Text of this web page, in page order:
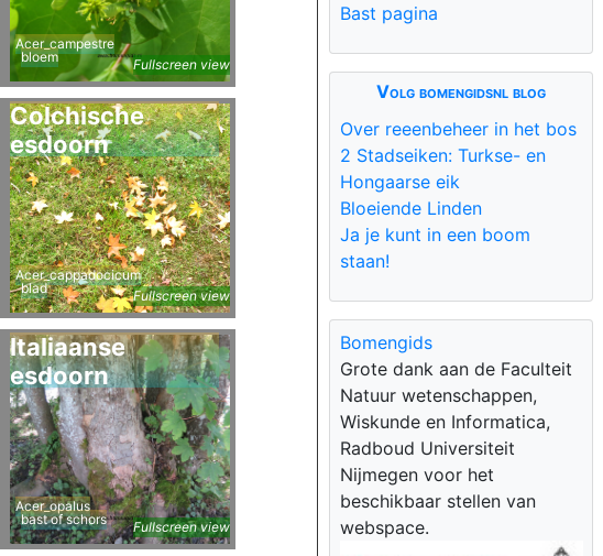
Acer_campestre
bloem
Fullscreen view
Colchische
esdoorn
Acer_cappadocicum
blad
Fullscreen view
Italiaanse
esdoorn
Acer_opalus
bast of schors
Fullscreen view
Bast pagina
Volg bomengidsnl blog
Over reeenbeheer in het bos
2 Stadseiken: Turkse- en
Hongaarse eik
Bloeiende Linden
Ja je kunt in een boom
staan!
Bomengids
Grote dank aan de Faculteit
Natuur wetenschappen,
Wiskunde en Informatica,
Radboud Universiteit
Nijmegen voor het
beschikbaar stellen van
webspace.